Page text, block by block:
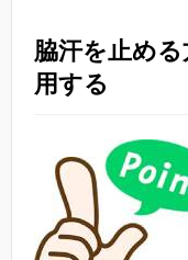
脇汗を止め
用する